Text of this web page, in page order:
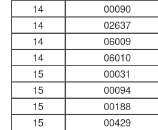
14
00090
14
02637
14
06009
14
06010
15
00031
15
00094
15
00188
15
00429